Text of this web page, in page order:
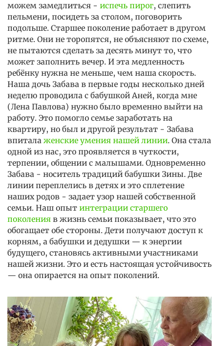
можем замедлиться - испечь пирог, слепить
пельмени, посидеть за столом, поговорить
подольше. Старшее поколение работает в другом
ритме. Они не торопятся, не объясняют по схеме,
не пытаются сделать за десять минут то, что
может заполнить вечер. И эта медленность
ребёнку нужна не меньше, чем наша скорость.
Наша дочь Забава в первые годы несколько дней
неделю проводила с бабушкой Аней, когда мне
(Лена Павлова) нужно было временно выйти на
работу. Это помогло семье заработать на
квартиру, но был и другой результат - Забава
впитала женские умения нашей линии. Она стала
одной из нас, это проявляется в чуткости,
терпении, общении с малышами. Одновременно
Забава - носитель традиций бабушки Зины. Две
линии переплелись в детях и это сплетение
наших родов - задает узор нашей собственной
семьи. Наш опыт интеграции старшего
поколения в жизнь семьи показывает, что это
обогащает обе стороны. Дети получают доступ к
корням, а бабушки и дедушки — к энергии
будущего, становясь активными участниками
нашей жизни. Это и есть настоящая устойчивость
— она опирается на опыт поколений.